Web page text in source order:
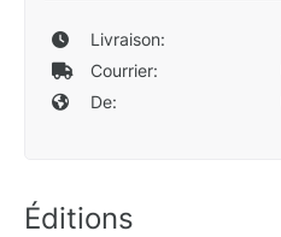
Livraison:
Courrier:
De:
Éditions